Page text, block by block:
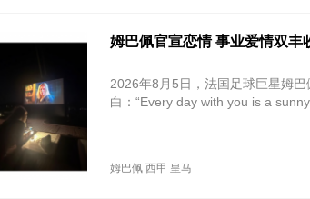
姆巴佩官宣恋情 事业爱情双丰
2026年8月5日，法国足球巨星姆
白：“Every day with you is a
姆巴佩 西甲 皇马